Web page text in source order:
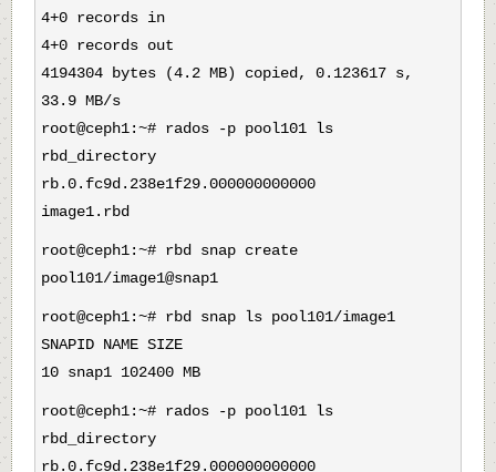
4+0 records in
4+0 records out
4194304 bytes (4.2 MB) copied, 0.123617 s,
33.9 MB/s
root@ceph1:~# rados -p pool101 ls
rbd_directory
rb.0.fc9d.238e1f29.000000000000
image1.rbd
root@ceph1:~# rbd snap create
pool101/image1@snap1
root@ceph1:~# rbd snap ls pool101/image1
SNAPID NAME SIZE
10 snap1 102400 MB
root@ceph1:~# rados -p pool101 ls
rbd_directory
rb.0.fc9d.238e1f29.000000000000